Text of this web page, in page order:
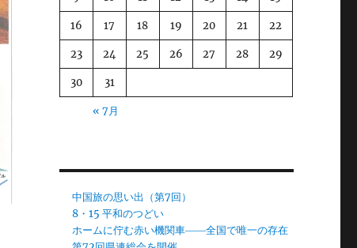
16 17 18 19 20 21 22
23 24 25 26 27 28 29
30 31
« 7月
中国旅の思い出（第7回）
8・15 平和のつどい
ホームに佇む赤い機関車――全国で唯一の存在